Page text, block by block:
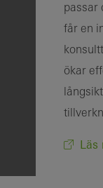
passar
får en
ökar
Läs